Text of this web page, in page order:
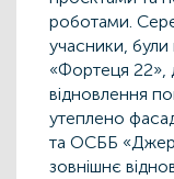
роботами.
учасники, були
«Фортеця 22»,
відновлення
утеплено
та ОСББ
зовнішнє